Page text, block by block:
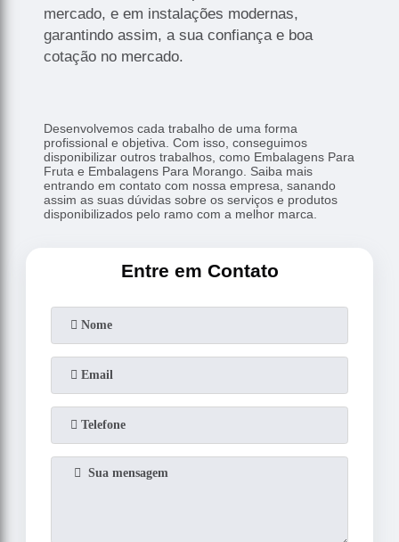
mercado, e em instalações modernas,
garantindo assim, a sua confiança e boa
cotação no mercado.
Desenvolvemos cada trabalho de uma forma
profissional e objetiva. Com isso, conseguimos
disponibilizar outros trabalhos, como Embalagens Para
Fruta e Embalagens Para Morango. Saiba mais
entrando em contato com nossa empresa, sanando
assim as suas dúvidas sobre os serviços e produtos
disponibilizados pelo ramo com a melhor marca.
Entre em Contato